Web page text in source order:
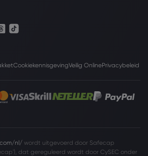
CookiekennisgevingVeilig OnlinePrivacybeleid
nl/ wordt uitgevoerd door Safecap
dat gereguleerd wordt door CySEC onder